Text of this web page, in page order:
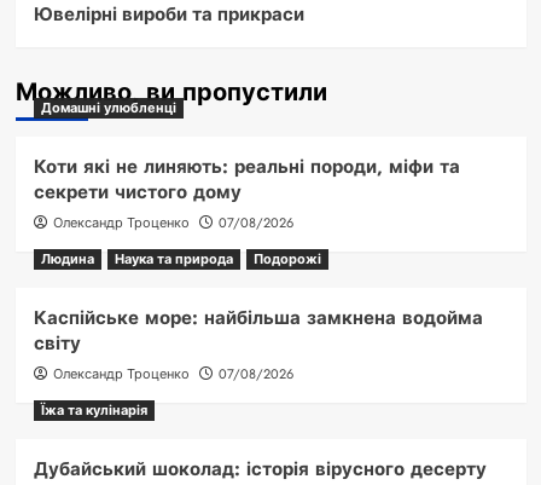
Ювелірні вироби та прикраси
Можливо, ви пропустили
Домашні улюбленці
Коти які не линяють: реальні породи, міфи та
секрети чистого дому
Олександр Троценко
07/08/2026
Людина
Наука та природа Подорожі
Каспійське море: найбільша замкнена водойма
світу
Олександр Троценко
07/08/2026
Їжа та кулінарія
Дубайський шоколад: історія вірусного десерту